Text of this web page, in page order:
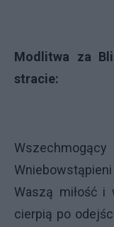
Modlitwa za
stracie:
Waszą miłość
cierpią po